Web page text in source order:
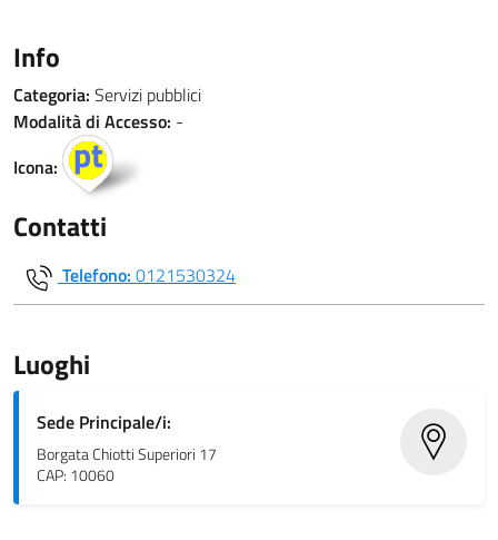
Info
Categoria: Servizi pubblici
Modalità di Accesso: -
Icona:
Contatti
Telefono: 0121530324
Luoghi
Sede Principale/i:
Borgata Chiotti Superiori 17
CAP: 10060